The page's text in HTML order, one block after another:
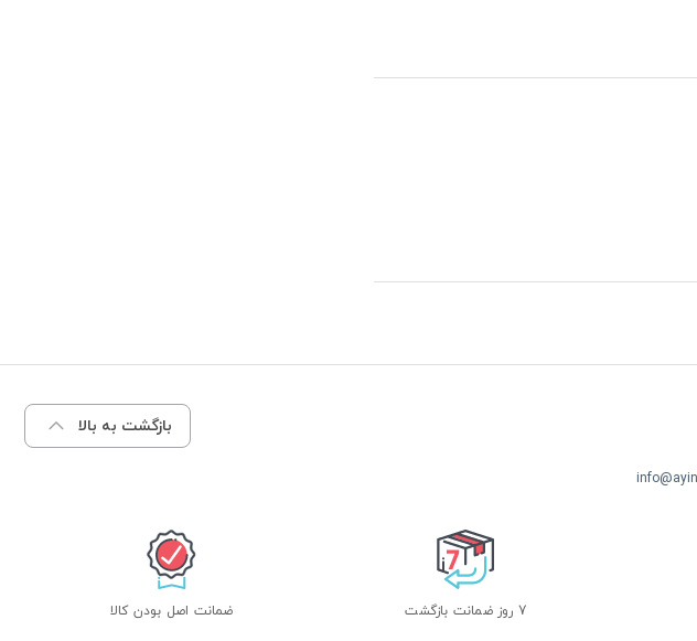
بازگشت به بالا
7 روز ضمانت بازگشت ضمانت اصل بودن کالا